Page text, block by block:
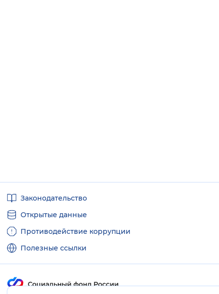
ссылкиЗаконодательство
Открытые данные
Противодействие коррупции
Полезные ссылки